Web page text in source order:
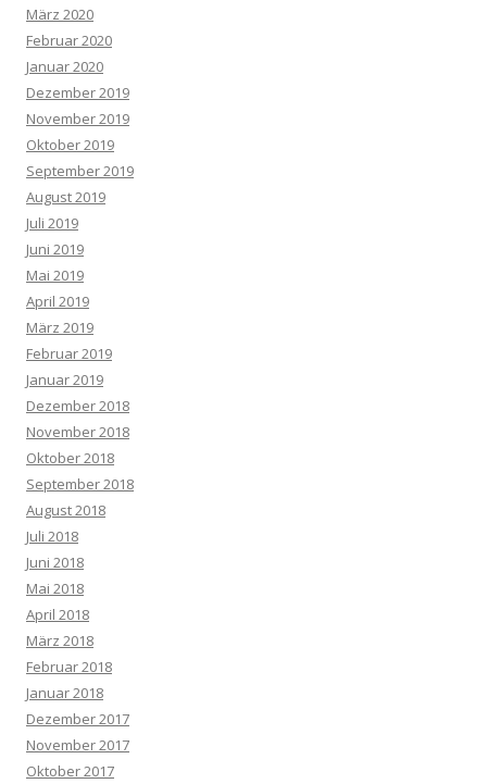
März 2020
Februar 2020
Januar 2020
Dezember 2019
November 2019
Oktober 2019
September 2019
August 2019
Juli 2019
Juni 2019
Mai 2019
April 2019
März 2019
Februar 2019
Januar 2019
Dezember 2018
November 2018
Oktober 2018
September 2018
August 2018
Juli 2018
Juni 2018
Mai 2018
April 2018
März 2018
Februar 2018
Januar 2018
Dezember 2017
November 2017
Oktober 2017